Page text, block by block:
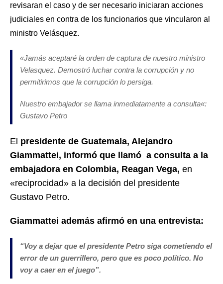
revisaran el caso y de ser necesario iniciaran acciones
judiciales en contra de los funcionarios que vincularon al
ministro Velásquez.
«Jamás aceptaré la orden de captura de nuestro ministro
Velasquez. Demostró luchar contra la corrupción y no
permitirimos que la corrupción lo persiga.
Nuestro embajador se llama inmediatamente a consulta«:
Gustavo Petro
El presidente de Guatemala, Alejandro
Giammattei, informó que llamó a consulta a la
embajadora en Colombia, Reagan Vega, en
«reciprocidad» a la decisión del presidente
Gustavo Petro.
Giammattei además afirmó en una entrevista:
“Voy a dejar que el presidente Petro siga cometiendo el
error de un guerrillero, pero que es poco político. No
voy a caer en el juego”.